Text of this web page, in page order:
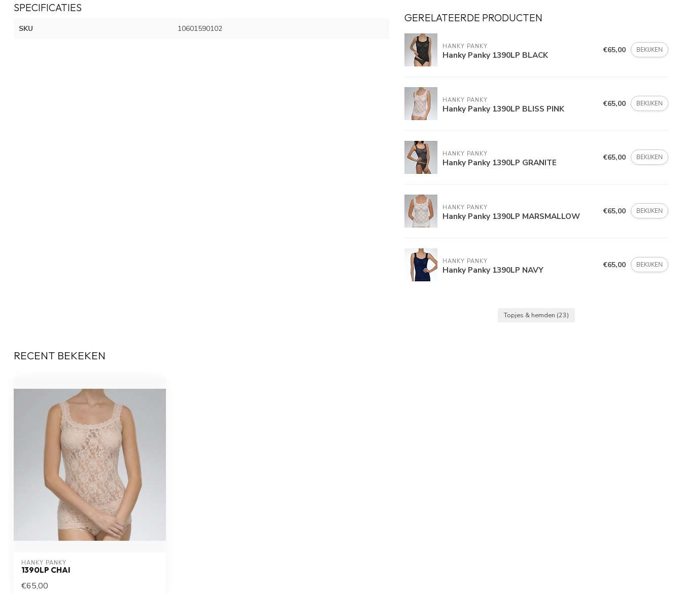
SPECIFICATIES
SKU 10601590102
GERELATEERDE PRODUCTEN
HANKY PANKY
Hanky Panky 1390LP BLACK €65,00 BEKIJKEN
HANKY PANKY
Hanky Panky 1390LP BLISS PINK €65,00 BEKIJKEN
HANKY PANKY
Hanky Panky 1390LP GRANITE €65,00 BEKIJKEN
HANKY PANKY
Hanky Panky 1390LP MARSMALLOW €65,00 BEKIJKEN
HANKY PANKY
Hanky Panky 1390LP NAVY €65,00 BEKIJKEN
Topjes & hemden (23)
RECENT BEKEKEN
HANKY PANKY
1390LP CHAI
€65,00